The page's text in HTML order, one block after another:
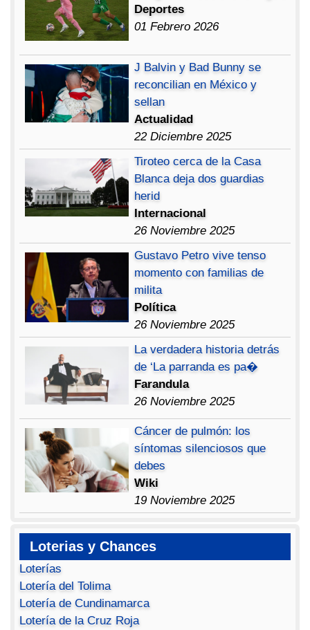
Deportes
01 Febrero 2026
J Balvin y Bad Bunny se
reconcilian en México y
sellan
Actualidad
22 Diciembre 2025
Tiroteo cerca de la Casa
Blanca deja dos guardias
herid
Internacional
26 Noviembre 2025
Gustavo Petro vive tenso
momento con familias de
milita
Política
26 Noviembre 2025
La verdadera historia detrás
de ‘La parranda es pa�
Farandula
26 Noviembre 2025
Cáncer de pulmón: los
síntomas silenciosos que
debes
Wiki
19 Noviembre 2025
Loterias y Chances
Loterías
Lotería del Tolima
Lotería de Cundinamarca
Lotería de la Cruz Roja